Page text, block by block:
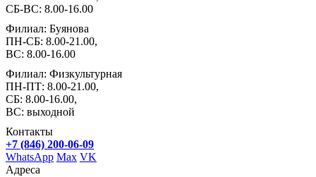
СБ-ВС: 8.00-16.00
Филиал: Буянова
ПН-СБ: 8.00-21.00,
ВС: 8.00-16.00
Филиал: Физкультурная
ПН-ПТ: 8.00-21.00,
СБ: 8.00-16.00,
ВС: выходной
Контакты
+7 (846) 200-06-09
WhatsApp Max VK
Адреса